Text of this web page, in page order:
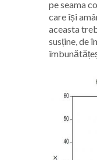
pe seama
care își
aceasta
susține, de